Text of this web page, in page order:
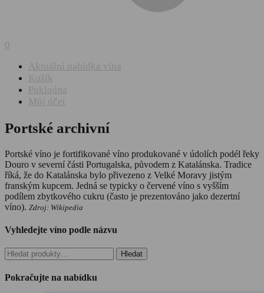
0
Aktuální nabídka vína
Košík
Pokladna
Můj účet
Portské archivní
Portské víno je fortifikované víno produkované v údolích podél řeky
Douro v severní části Portugalska, původem z Katalánska. Tradice
říká, že do Katalánska bylo přivezeno z Velké Moravy jistým
franským kupcem. Jedná se typicky o červené víno s vyšším
podílem zbytkového cukru (často je prezentováno jako dezertní
víno). Zdroj: Wikipedia
Vyhledejte víno podle názvu
Hledat: Hledat
Pokračujte na nabídku